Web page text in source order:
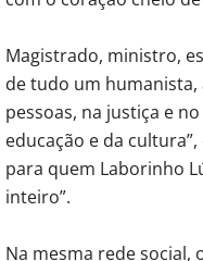
Magistrado, ministro,
de tudo um humanista,
pessoas, na justiça e
educação e da
para quem Laborinho
inteiro”.
Na mesma rede